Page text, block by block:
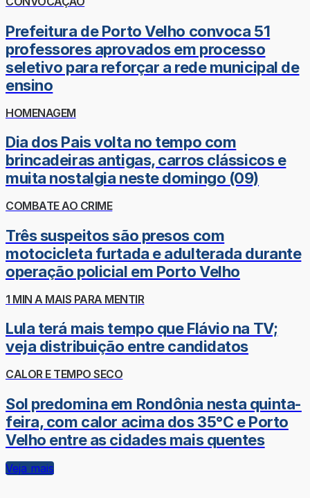
Prefeitura de Porto Velho convoca 51
professores aprovados em processo
seletivo para reforçar a rede municipal de
ensino
HOMENAGEM
Dia dos Pais volta no tempo com
brincadeiras antigas, carros clássicos e
muita nostalgia neste domingo (09)
COMBATE AO CRIME
Três suspeitos são presos com
motocicleta furtada e adulterada durante
operação policial em Porto Velho
1 MIN A MAIS PARA MENTIR
Lula terá mais tempo que Flávio na TV;
veja distribuição entre candidatos
CALOR E TEMPO SECO
Sol predomina em Rondônia nesta quinta-
feira, com calor acima dos 35°C e Porto
Velho entre as cidades mais quentes
Veja mais